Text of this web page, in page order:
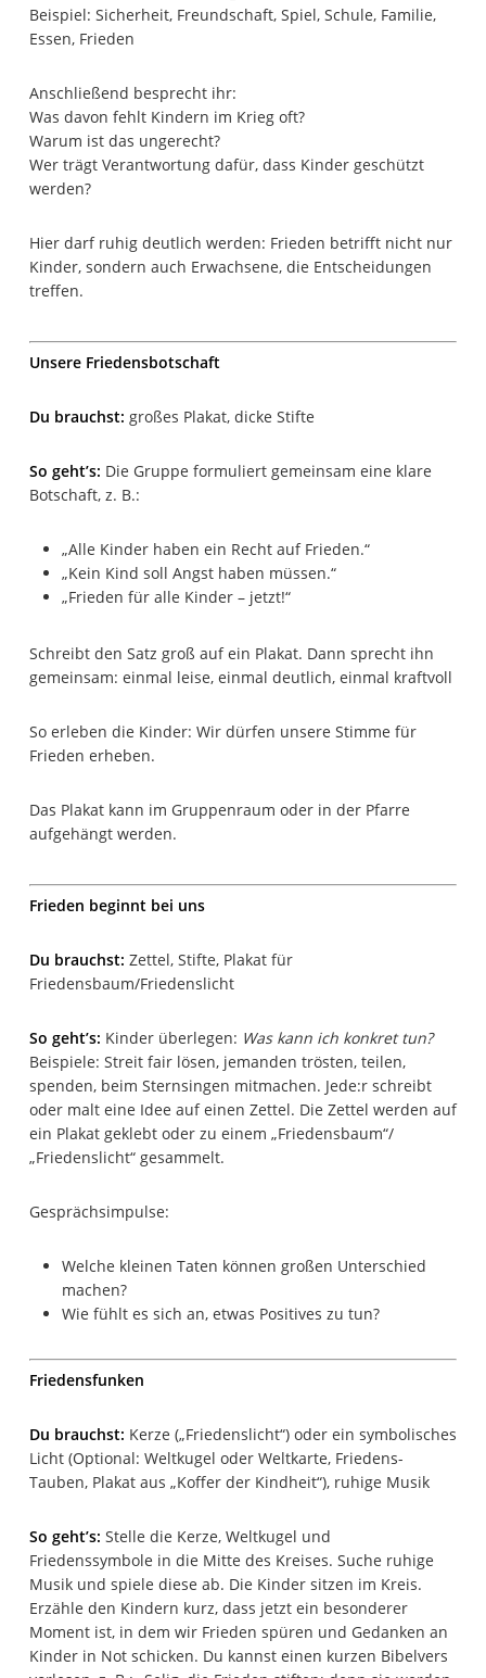
Beispiel: Sicherheit, Freundschaft, Spiel, Schule, Familie,
Essen, Frieden
Anschließend besprecht ihr:
Was davon fehlt Kindern im Krieg oft?
Warum ist das ungerecht?
Wer trägt Verantwortung dafür, dass Kinder geschützt
werden?
Hier darf ruhig deutlich werden: Frieden betrifft nicht nur
Kinder, sondern auch Erwachsene, die Entscheidungen
treffen.
Unsere Friedensbotschaft
Du brauchst: großes Plakat, dicke Stifte
So geht’s: Die Gruppe formuliert gemeinsam eine klare
Botschaft, z. B.:
„Alle Kinder haben ein Recht auf Frieden.“
„Kein Kind soll Angst haben müssen.“
„Frieden für alle Kinder – jetzt!“
Schreibt den Satz groß auf ein Plakat. Dann sprecht ihn
gemeinsam: einmal leise, einmal deutlich, einmal kraftvoll
So erleben die Kinder: Wir dürfen unsere Stimme für
Frieden erheben.
Das Plakat kann im Gruppenraum oder in der Pfarre
aufgehängt werden.
Frieden beginnt bei uns
Du brauchst: Zettel, Stifte, Plakat für
Friedensbaum/Friedenslicht
So geht’s: Kinder überlegen: Was kann ich konkret tun?
Beispiele: Streit fair lösen, jemanden trösten, teilen,
spenden, beim Sternsingen mitmachen. Jede:r schreibt
oder malt eine Idee auf einen Zettel. Die Zettel werden auf
ein Plakat geklebt oder zu einem „Friedensbaum“/
„Friedenslicht“ gesammelt.
Gesprächsimpulse:
Welche kleinen Taten können großen Unterschied
machen?
Wie fühlt es sich an, etwas Positives zu tun?
Friedensfunken
Du brauchst: Kerze („Friedenslicht“) oder ein symbolisches
Licht (Optional: Weltkugel oder Weltkarte, Friedens-
Tauben, Plakat aus „Koffer der Kindheit“), ruhige Musik
So geht’s: Stelle die Kerze, Weltkugel und
Friedenssymbole in die Mitte des Kreises. Suche ruhige
Musik und spiele diese ab. Die Kinder sitzen im Kreis.
Erzähle den Kindern kurz, dass jetzt ein besonderer
Moment ist, in dem wir Frieden spüren und Gedanken an
Kinder in Not schicken. Du kannst einen kurzen Bibelvers